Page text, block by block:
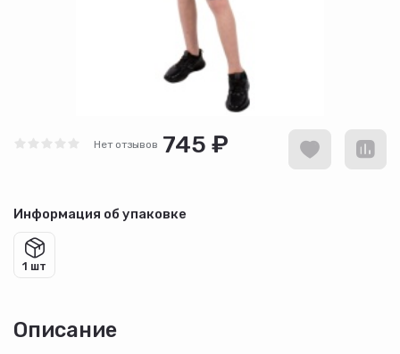
Нет отзывов 745 ₽
Информация об упаковке
1 шт
Описание